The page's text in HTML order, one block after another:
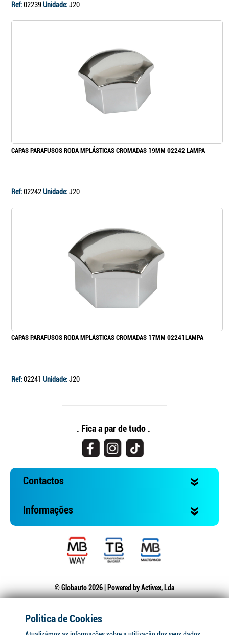
Ref:02239Unidade:J20
CAPAS PARAFUSOS RODA MPLÁSTICAS CROMADAS 19MM 02242 LAMPA
Ref:02242Unidade:J20
CAPAS PARAFUSOS RODA MPLÁSTICAS CROMADAS 17MM 02241LAMPA
Ref:02241 Unidade:J20
. Fica a par de tudo .
Contactos
Informações
© Globauto 2026 | Powered byActivex, Lda
Politica de Cookies